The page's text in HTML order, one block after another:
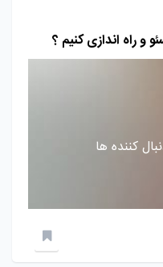
و راه اندازی کنیم ؟
کننده ها